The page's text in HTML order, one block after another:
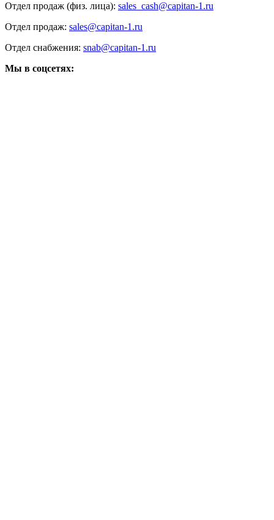
Отдел продаж (физ. лица): sales_cash@capitan-1.ru
Отдел продаж: sales@capitan-1.ru
Отдел снабжения: snab@capitan-1.ru
Мы в соцсетях: